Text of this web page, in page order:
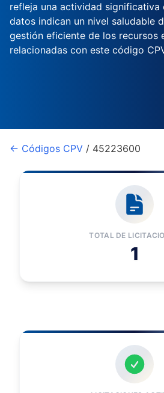
refleja una actividad significativa
datos indican un nivel saludable
gestión eficiente de los recursos
relacionadas con este código
← Códigos CPV / 45223600
TOTAL DE
1